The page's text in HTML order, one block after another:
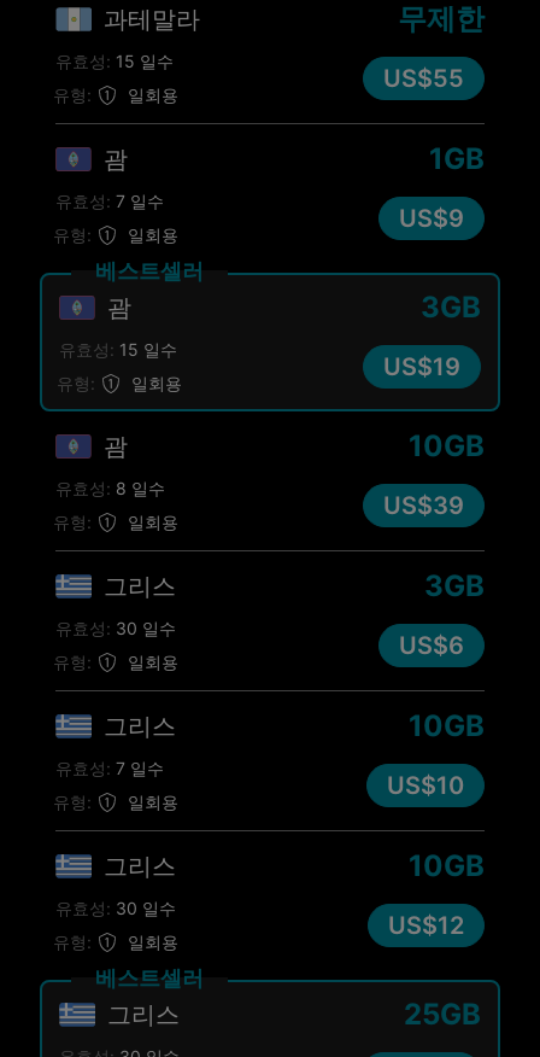
과테말라
유형: 일회용
무제한
유효성: 15 일수
US$55
괌
유형: 일회용
1GB
유효성: 7 일수
US$9
괌
유형: 일회용
3GB
유효성: 15 일수
US$19
베스트셀러
괌
유형: 일회용
10GB
유효성: 8 일수
US$39
그리스
유형: 일회용
3GB
유효성: 30 일수
US$6
그리스
유형: 일회용
10GB
유효성: 7 일수
US$10
그리스
유형: 일회용
10GB
유효성: 30 일수
US$12
그리스 25GB
베스트셀러